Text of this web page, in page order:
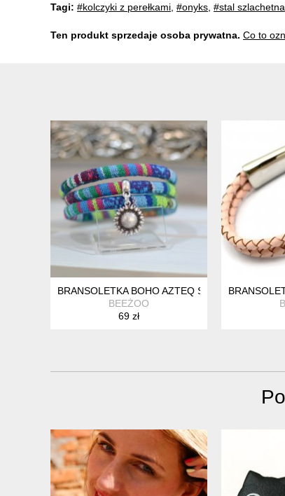
Tagi: #kolczyki z perełkami #onyks #stal szlachetna
Ten produkt sprzedaje osoba prywatna. Co to
BRANSOLETKA BOHO AZTEQ SUNFLOWER
BEEŻOO
69 zł